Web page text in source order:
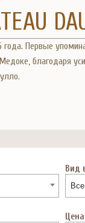
года. Первые
благодаря
Вид
Все